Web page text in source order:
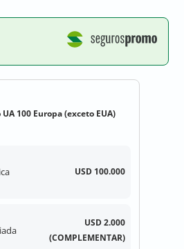
UA 100 Europa (exceto EUA)
USD 100.000
USD 2.000
(COMPLEMENTAR)